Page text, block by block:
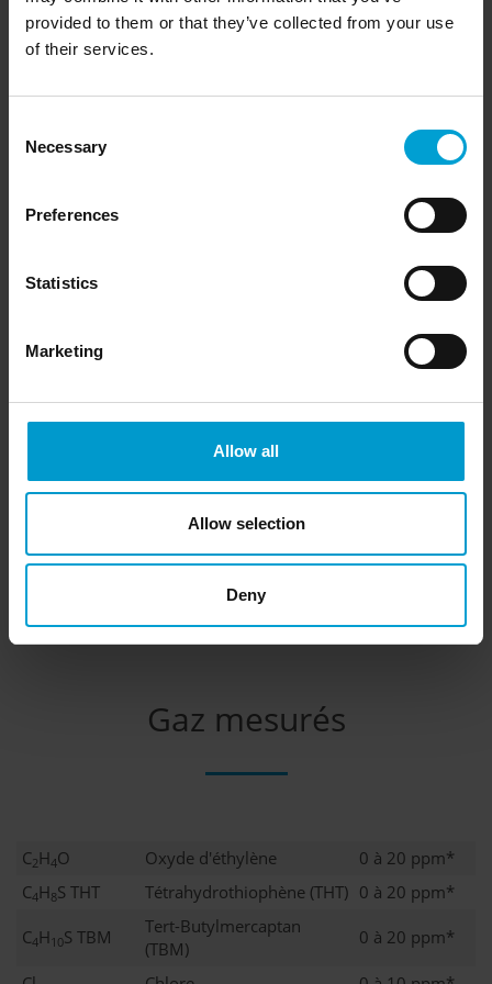
provided to them or that they’ve collected from your use
of their services.
Selection
Necessary
Preferences
Statistics
Marketing
Allow all
Allow selection
Deny
en gaz de test
smart Capuchon d'étalonnage pour la lecture de la
mémoire de l'enregistreur de données
Gaz mesurés
C2 H4O Oxyde d'éthylène
0 à 20 ppm*
C4H8S THT Tétrahydrothiophène (THT) 0 à 20 ppm*
C4H10S TBM
Tert-Butylmercaptan
(TBM)
0 à 20 ppm*